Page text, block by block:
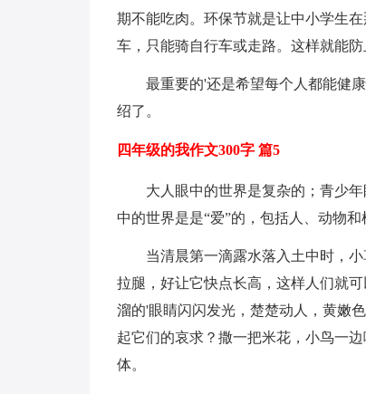
期不能吃肉。环保节就是让中小学生
车，只能骑自行车或走路。这样就能防
最重要的'还是希望每个人都能健
绍了。
四年级的我作文300字 篇5
大人眼中的世界是复杂的；青少
中的世界是是“爱”的，包括人、动物和
当清晨第一滴露水落入土中时，
拉腿，好让它快点长高，这样人们就
溜的'眼睛闪闪发光，楚楚动人，黄嫩
起它们的哀求？撒一把米花，小鸟一
体。